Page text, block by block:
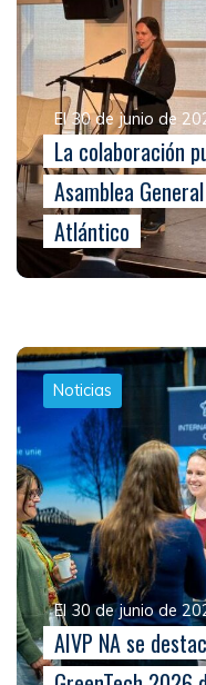
El 30 de junio de
La colaboración
Asamblea
Atlántico
Noticias
El 30 de junio de
AIVP NA se